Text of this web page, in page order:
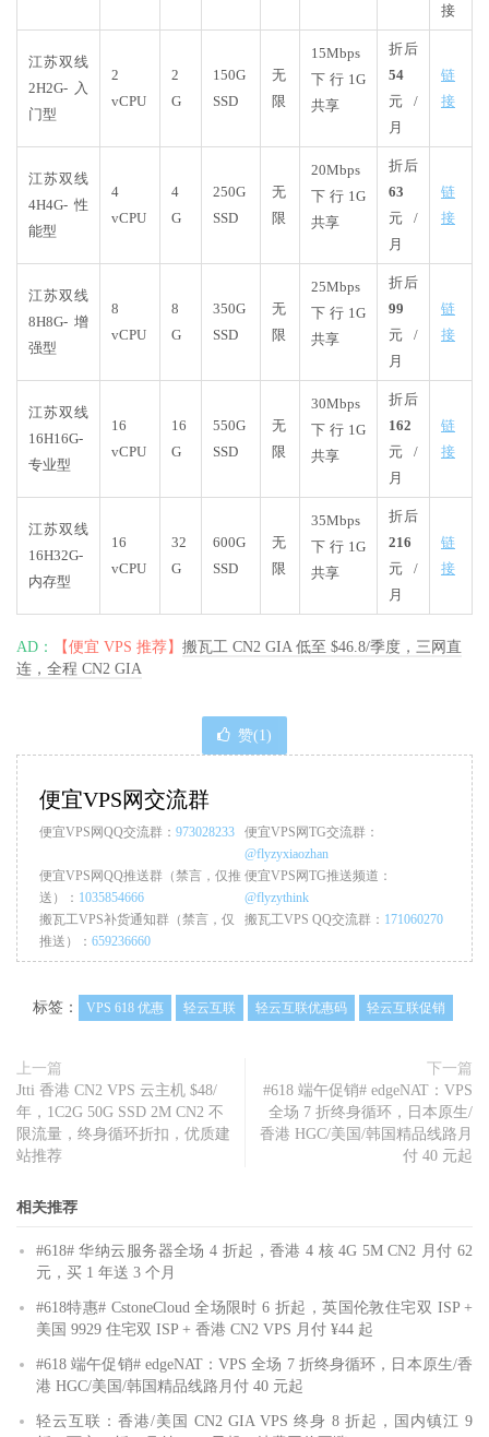
接
江苏双线
2H2G-入
门型
2
vCPU
2
G
150G
SSD
无
限
15Mbps
下行1G
共享
折后
54
元/
月
链
接
江苏双线
4H4G-性
能型
4
vCPU
4
G
250G
SSD
无
限
20Mbps
下行1G
共享
折后
63
元/
月
链
接
江苏双线
8H8G-增
强型
8
vCPU
8
G
350G
SSD
无
限
25Mbps
下行1G
共享
折后
99
元/
月
链
接
江苏双线
16H16G-
专业型
16
vCPU
16
G
550G
SSD
无
限
30Mbps
下行1G
共享
折后
162
元/
月
链
接
江苏双线
16H32G-
内存型
16
vCPU
32
G
600G
SSD
无
限
35Mbps
下行1G
共享
折后
216
元/
月
链
接
AD： 【便宜 VPS 推荐】 搬瓦工 CN2 GIA 低至 $46.8/季度，三网直
连，全程 CN2 GIA
赞(1 )
便宜VPS网交流群
便宜VPS网QQ交流群： 973028233
便宜VPS网TG交流群：
@flyzyxiaozhan
便宜VPS网QQ推送群（禁言，仅推
送）： 1035854666
便宜VPS网TG推送频道：
@flyzythink
搬瓦工VPS补货通知群（禁言，仅
推送）： 659236660
搬瓦工VPS QQ交流群： 171060270
标签： VPS 618 优惠 轻云互联 轻云互联优惠码 轻云互联促销
上一篇
Jtti 香港 CN2 VPS 云主机 $48/
年，1C2G 50G SSD 2M CN2 不
限流量，终身循环折扣，优质建
站推荐
下一篇
#618 端午促销# edgeNAT：VPS
全场 7 折终身循环，日本原生/
香港 HGC/美国/韩国精品线路月
付 40 元起
相关推荐
#618# 华纳云服务器全场 4 折起，香港 4 核 4G 5M CN2 月付 62
元，买 1 年送 3 个月
#618特惠# CstoneCloud 全场限时 6 折起，英国伦敦住宅双 ISP +
美国 9929 住宅双 ISP + 香港 CN2 VPS 月付 ¥44 起
#618 端午促销# edgeNAT：VPS 全场 7 折终身循环，日本原生/香
港 HGC/美国/韩国精品线路月付 40 元起
轻云互联：香港/美国 CN2 GIA VPS 终身 8 折起，国内镇江 9